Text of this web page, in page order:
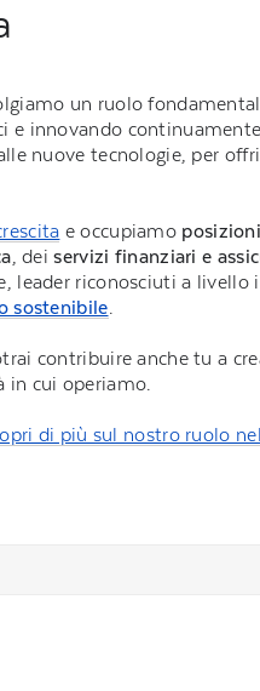
un ruolo
e innovando
nuove tecnologie, per
e occupiamo
, deiservizi finanziari e
leader riconosciuti a
sostenibile
contribuire anche tu a
in cui operiamo.
di più sul nostro ruolo